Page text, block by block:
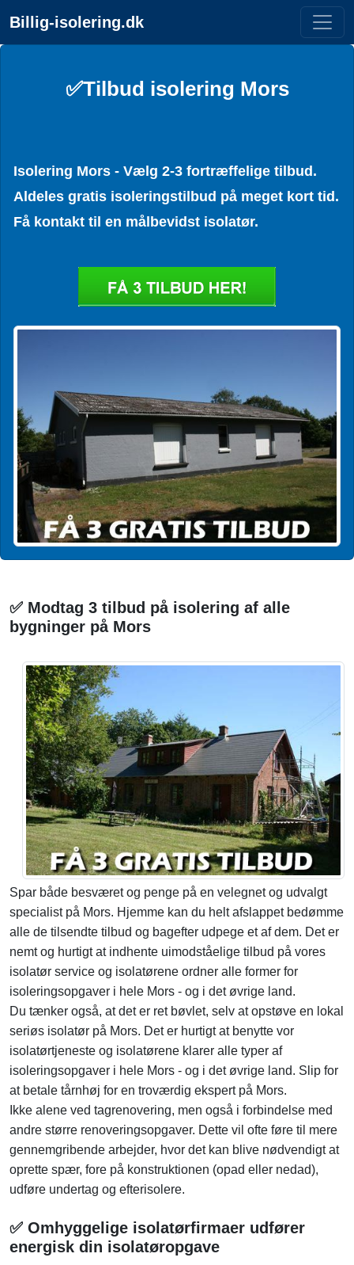
Billig-isolering.dk
✅Tilbud isolering Mors
Isolering Mors - Vælg 2-3 fortræffelige tilbud.
Aldeles gratis isoleringstilbud på meget kort tid.
Få kontakt til en målbevidst isolatør.
✅ Modtag 3 tilbud på isolering af alle
bygninger på Mors
Spar både besværet og penge på en velegnet og udvalgt
specialist på Mors. Hjemme kan du helt afslappet bedømme
alle de tilsendte tilbud og bagefter udpege et af dem. Det er
nemt og hurtigt at indhente uimodståelige tilbud på vores
isolatør service og isolatørene ordner alle former for
isoleringsopgaver i hele Mors - og i det øvrige land.
Du tænker også, at det er ret bøvlet, selv at opstøve en lokal
seriøs isolatør på Mors. Det er hurtigt at benytte vor
isolatørtjeneste og isolatørene klarer alle typer af
isoleringsopgaver i hele Mors - og i det øvrige land. Slip for
at betale tårnhøj for en troværdig ekspert på Mors.
Ikke alene ved tagrenovering, men også i forbindelse med
andre større renoveringsopgaver. Dette vil ofte føre til mere
gennemgribende arbejder, hvor det kan blive nødvendigt at
oprette spær, fore på konstruktionen (opad eller nedad),
udføre undertag og efterisolere.
✅ Omhyggelige isolatørfirmaer udfører
energisk din isolatøropgave